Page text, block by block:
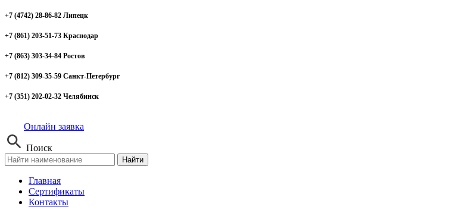
+7 (4742) 28-86-82 Липецк
+7 (861) 203-51-73 Краснодар
+7 (863) 303-34-84 Ростов
+7 (812) 309-35-59 Санкт-Петербург
+7 (351) 202-02-32 Челябинск
Онлайн заявка
Поиск
Найти
Главная
Сертификаты
Контакты